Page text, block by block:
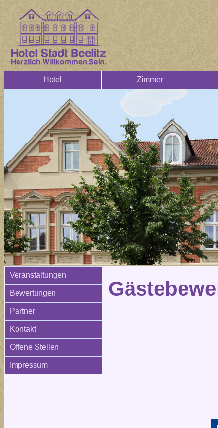
Hotel Zimmer
Veranstaltungen
Bewertungen
Partner
Kontakt
Offene Stellen
Impressum